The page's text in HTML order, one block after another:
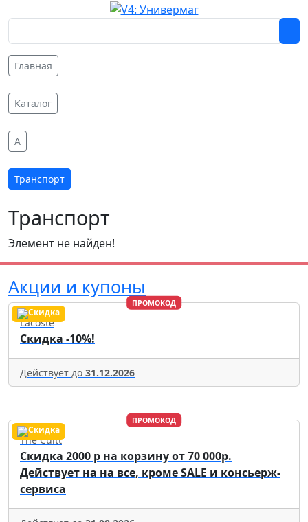
Главная
Каталог
A
Транспорт
Транспорт
Элемент не найден!
Акции и купоны
ПРОМОКОД
Lacoste
Скидка -10%!
Действует до 31.12.2026
ПРОМОКОД
The Cultt
Скидка 2000 р на корзину от 70 000р.
Действует на на все, кроме SALE и консьерж-
сервиса